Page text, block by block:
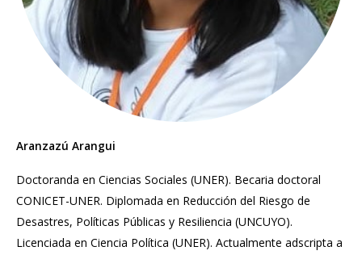
Aranzazú Arangui
Doctoranda en Ciencias Sociales (UNER). Becaria doctoral
CONICET-UNER. Diplomada en Reducción del Riesgo de
Desastres, Políticas Públicas y Resiliencia (UNCUYO).
Licenciada en Ciencia Política (UNER). Actualmente adscripta a